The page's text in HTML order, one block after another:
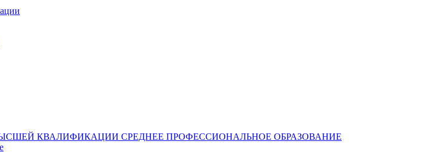
КВАЛИФИКАЦИИ СРЕДНЕЕ ПРОФЕССИОНАЛЬНОЕ ОБРАЗОВАНИЕ